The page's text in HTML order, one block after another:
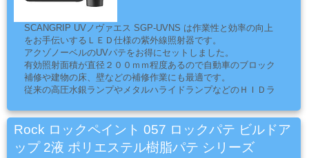
ン
グ・
ッ
チ・
SCANGRIP UVノヴァエス SGP-UVNS は作業性と効率の向上
をお手伝いするＬＥＤ仕様の紫外線照射器です。
アクゾノーベルのUVパテをお得にセットしました。
有効照射面積が直径２００ｍｍ程度あるので自動車のブロック
補修や建物の床、壁などの補修作業にも最適です。
従来の高圧水銀ランプやメタルハライドランプなどのＨＩＤラ
くまぶしかったり、寿命が短いのに高価だったりと、良いとこ
ろがありませんでした。
しかし、ＬＥＤ仕様の紫外線照射器は違います。軽量で、長寿
命です。
Rock ロックペイント 057 ロックパテ ビルドア
ップ 2液 ポリエステル樹脂パテ シリーズ